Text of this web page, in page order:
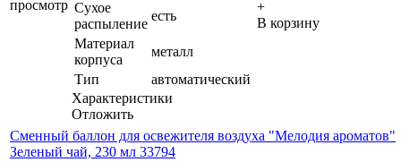
просмотр Сухое
распыление
есть
Материал
корпуса
металл
Тип
автоматический
Характеристики
Отложить
+
В корзину
Сменный баллон для освежителя воздуха "Мелодия ароматов"
Зеленый чай, 230 мл 33794